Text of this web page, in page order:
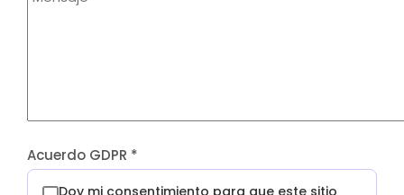
Acuerdo GDPR *
Doy mi consentimiento para que este sitio